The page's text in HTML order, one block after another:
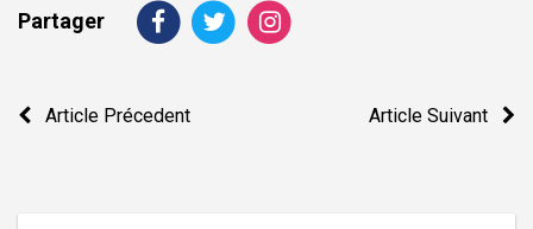
Partager
Navigation
Article Précedent Article Suivant